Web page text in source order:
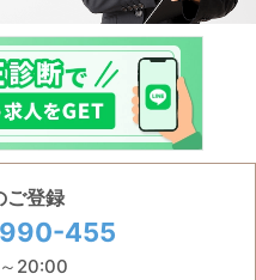
ご登録
455
20:00